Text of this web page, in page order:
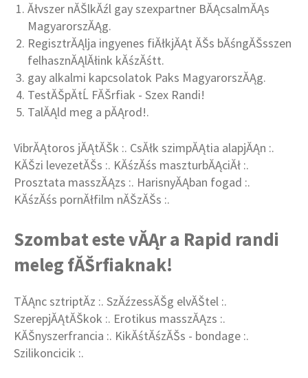
Ăłvszer nĂŠlkĂźl gay szexpartner BĂĄcsalmĂĄs
MagyarorszĂĄg.
RegisztrĂĄlja ingyenes fiĂłkjĂĄt ĂŠs bĂśngĂŠsszen
felhasznĂĄlĂłink kĂśzĂśtt.
gay alkalmi kapcsolatok Paks MagyarorszĂĄg.
TestĂŠpĂ­tĹ FĂŠrfiak - Szex Randi!
TalĂĄld meg a pĂĄrod!.
VibrĂĄtoros jĂĄtĂŠk :. CsĂłk szimpĂĄtia alapjĂĄn :.
KĂŠzi levezetĂŠs :. KĂśzĂśs maszturbĂĄciĂł :.
Prosztata masszĂĄzs :. HarisnyĂĄban fogad :.
KĂśzĂśs pornĂłfilm nĂŠzĂŠs :.
Szombat este vĂĄr a Rapid randi
meleg fĂŠrfiaknak!
TĂĄnc sztriptĂ­z :. SzĂźzessĂŠg elvĂŠtel :.
SzerepjĂĄtĂŠkok :. Erotikus masszĂĄzs :.
KĂŠnyszerfrancia :. KikĂśtĂśzĂŠs - bondage :.
Szilikoncicik :.